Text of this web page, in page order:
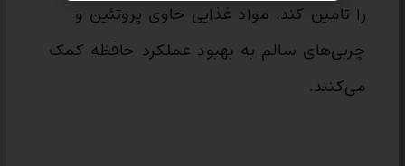
را تامین کند. مواد غذایی حاوی پروتئین و
چربی‌های سالم به بهبود عملکرد حافظه کمک
می‌کنند.